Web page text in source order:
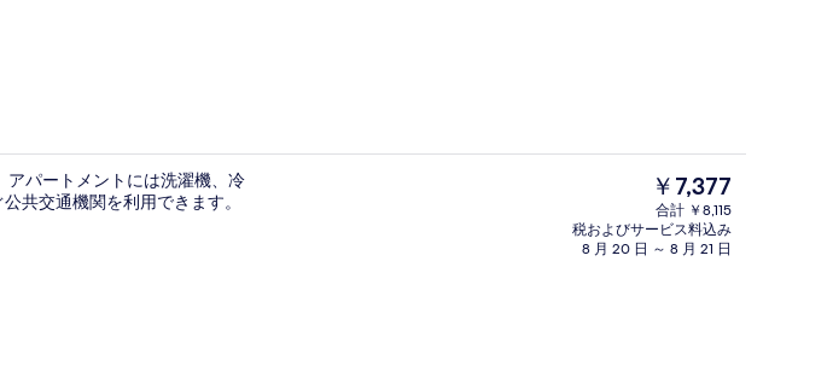
シティ スタジオ | 低刺激性寝具、デスク、ノートパソコン用作業スペース、アイロン /
シングルルーム (Studio) | 低刺激性
アパートメントには洗濯機、冷
共交通機関を利用できます。
現
在
の
料
￥7,377
合計 ￥8,115
税およびサービス料込み
8 月 20 日 ～ 8 月 21 日